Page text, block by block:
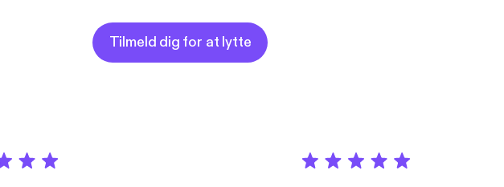
Tilmeld dig for at lytte